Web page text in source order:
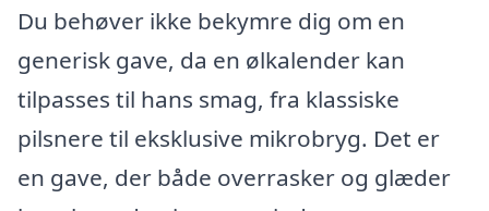
Du behøver ikke bekymre dig om en
generisk gave, da en ølkalender kan
tilpasses til hans smag, fra klassiske
pilsnere til eksklusive mikrobryg. Det er
en gave, der både overrasker og glæder